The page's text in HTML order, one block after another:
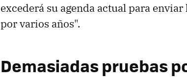
excederá su agenda actual para
por varios años".
Demasiadas pruebas